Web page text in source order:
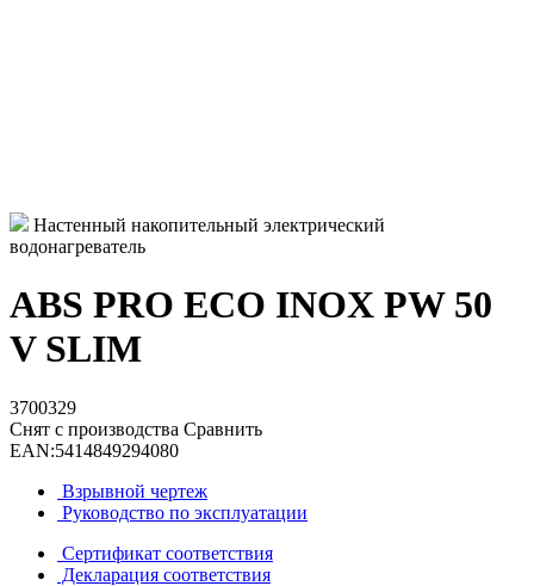
Настенный накопительный электрический
водонагреватель
ABS PRO ECO INOX PW 50
V SLIM
3700329
Снят с производства Сравнить
EAN:5414849294080
Взрывной чертеж
Руководство по эксплуатации
Сертификат соответствия
Декларация соответствия